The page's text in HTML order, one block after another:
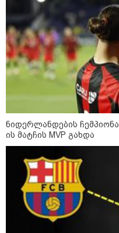
ნიდერლანდების
ის მატჩის MVP გახდა